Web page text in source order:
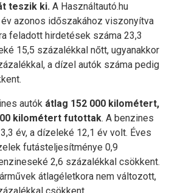
teszik ki. A Használtautó.hu
azonos időszakához viszonyítva
feladott hirdetések száma 23,3
15,5 százalékkal nőtt, ugyanakkor
a dízel autók száma pedig
autók átlag 152 000 kilométert,
kilométert futottak. A benzines
év, a dízeleké 12,1 év volt. Éves
futásteljesítménye 0,9
2,6 százalékkal csökkent.
átlagéletkora nem változott,